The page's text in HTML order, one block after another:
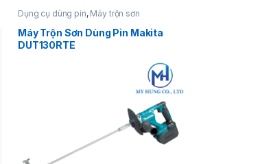
Dụng cụ dùng pin, Máy trộn sơn
Máy Trộn Sơn Dùng Pin Makita
DUT130RTE